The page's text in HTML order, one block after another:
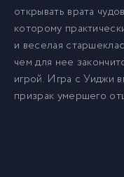
открывать врата
которому
и веселая
чем для нее
игрой. Игра с Уиджи
призрак умершего